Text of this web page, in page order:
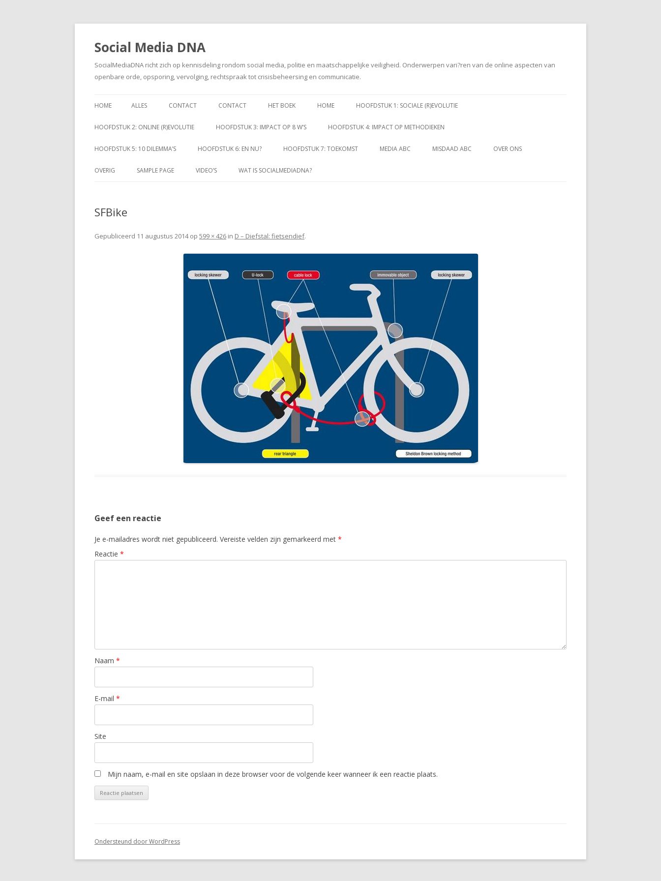
Social Media DNA
SocialMediaDNA richt zich op kennisdeling rondom social media, politie en maatschappelijke veiligheid. Onderwerpen vari?ren van de online aspecten van
openbare orde, opsporing, vervolging, rechtspraak tot crisisbeheersing en communicatie.
naar
HOME ALLES CONTACT CONTACT HET BOEK HOME HOOFDSTUK 1: SOCIALE (R)EVOLUTIE
HOOFDSTUK 2: ONLINE (R)EVOLUTIE HOOFDSTUK 3: IMPACT OP 8 W’S HOOFDSTUK 4: IMPACT OP METHODIEKEN
HOOFDSTUK 5: 10 DILEMMA’S HOOFDSTUK 6: EN NU? HOOFDSTUK 7: TOEKOMST MEDIA ABC MISDAAD ABC OVER ONS
OVERIG SAMPLE PAGE VIDEO’S WAT IS SOCIALMEDIADNA?
SFBike
Gepubliceerd 11 augustus 2014op 599 × 426 in D – Diefstal: fietsendief.
Geef een reactie
Je e-mailadres wordt niet gepubliceerd. Vereiste velden zijn gemarkeerd met *
Reactie *
Naam *
E-mail *
Site
Mijn naam, e-mail en site opslaan in deze browser voor de volgende keer wanneer ik een reactie plaats.
Ondersteund door WordPress